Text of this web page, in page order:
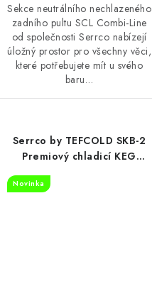
Sekce neutrálního nechlazeného
zadního pultu SCL Combi-Line
od společnosti Serrco nabízejí
úložný prostor pro všechny věci,
které potřebujete mít u svého
baru…
Serrco by TEFCOLD SKB-2
Premiový chladicí KEG
Novinka